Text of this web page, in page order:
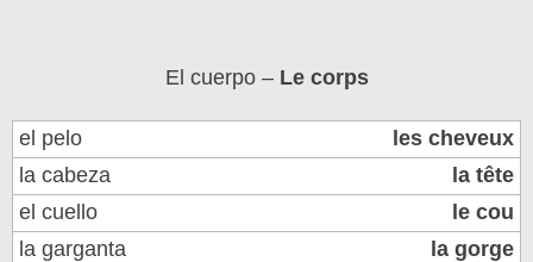
El cuerpo – Le corps
el pelo
les cheveux
la cabeza
la tête
el cuello
le cou
la garganta
la gorge